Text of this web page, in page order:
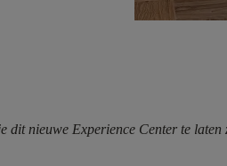
dit nieuwe Experience Center te